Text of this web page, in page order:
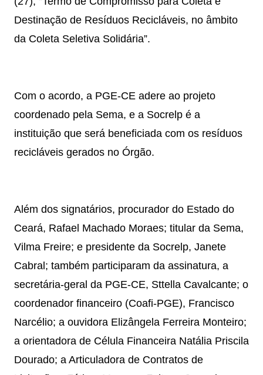
Destinação de Resíduos Recicláveis, no âmbito
da Coleta Seletiva Solidária”.
Com o acordo, a PGE-CE adere ao projeto
coordenado pela Sema, e a Socrelp é a
instituição que será beneficiada com os resíduos
recicláveis gerados no Órgão.
Além dos signatários, procurador do Estado do
Ceará, Rafael Machado Moraes; titular da Sema,
Vilma Freire; e presidente da Socrelp, Janete
Cabral; também participaram da assinatura, a
secretária-geral da PGE-CE, Sttella Cavalcante; o
coordenador financeiro (Coafi-PGE), Francisco
Narcélio; a ouvidora Elizângela Ferreira Monteiro;
a orientadora de Célula Financeira Natália Priscila
Dourado; a Articuladora de Contratos de